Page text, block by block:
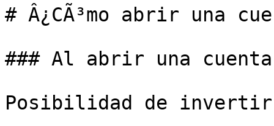
# Â¿CÃ³mo abrir una
### Al abrir una
Posibilidad de invertir